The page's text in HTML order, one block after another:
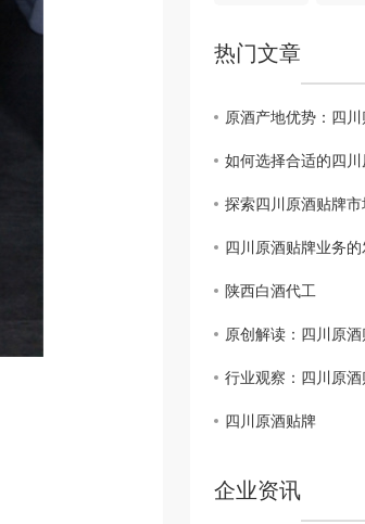
热门文章
陕西白酒代工
四川原酒贴牌
企业资讯